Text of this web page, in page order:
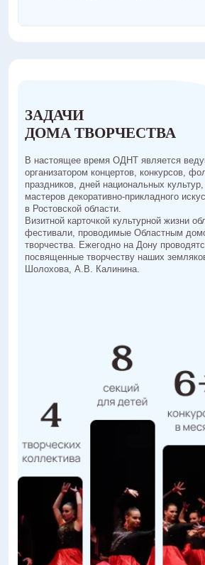
ЗАДАЧИ
ДОМА ТВОРЧЕСТВА
В настоящее время ОДНТ является
организатором концертов, конкурсов,
праздников, дней национальных
мастеров декоративно-прикладного
в Ростовской области.
Визитной карточкой культурной жизни
фестивали, проводимые Областным
творчества. Ежегодно на Дону
посвященные творчеству наших
Шолохова, А.В. Калинина.